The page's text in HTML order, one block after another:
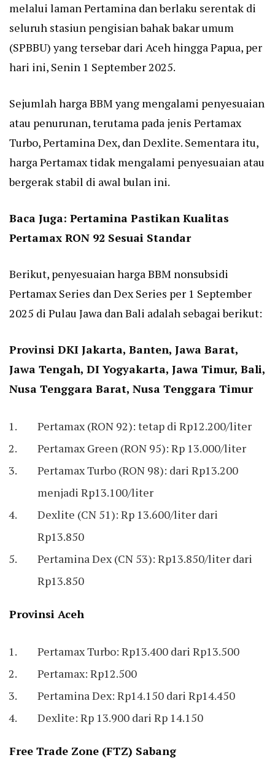
melalui laman Pertamina dan berlaku serentak di
seluruh stasiun pengisian bahak bakar umum
(SPBBU) yang tersebar dari Aceh hingga Papua, per
hari ini, Senin 1 September 2025.
Sejumlah harga BBM yang mengalami penyesuaian
atau penurunan, terutama pada jenis Pertamax
Turbo, Pertamina Dex, dan Dexlite. Sementara itu,
harga Pertamax tidak mengalami penyesuaian atau
bergerak stabil di awal bulan ini.
Baca Juga: Pertamina Pastikan Kualitas
Pertamax RON 92 Sesuai Standar
Berikut, penyesuaian harga BBM nonsubsidi
Pertamax Series dan Dex Series per 1 September
2025 di Pulau Jawa dan Bali adalah sebagai berikut:
Provinsi DKI Jakarta, Banten, Jawa Barat,
Jawa Tengah, DI Yogyakarta, Jawa Timur, Bali,
Nusa Tenggara Barat, Nusa Tenggara Timur
Pertamax (RON 92): tetap di Rp12.200/liter
Pertamax Green (RON 95): Rp 13.000/liter
Pertamax Turbo (RON 98): dari Rp13.200
menjadi Rp13.100/liter
Dexlite (CN 51): Rp 13.600/liter dari
Rp13.850
Pertamina Dex (CN 53): Rp13.850/liter dari
Rp13.850
Provinsi Aceh
Pertamax Turbo: Rp13.400 dari Rp13.500
Pertamax: Rp12.500
Pertamina Dex: Rp14.150 dari Rp14.450
Dexlite: Rp 13.900 dari Rp 14.150
Free Trade Zone (FTZ) Sabang